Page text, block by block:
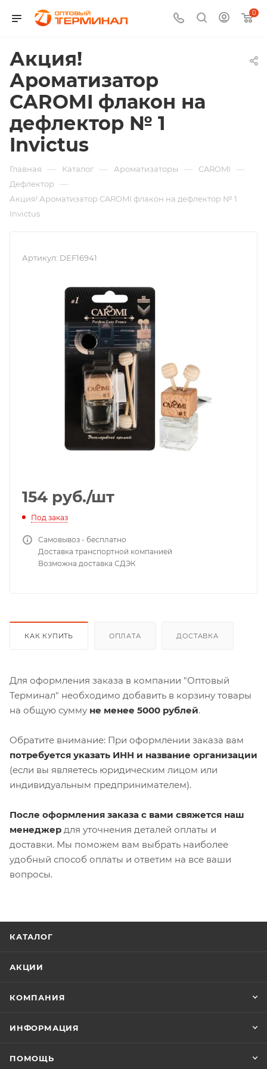
0
Акция!
Ароматизатор
CAROMI флакон на
дефлектор № 1
Invictus
Главная — Каталог — Ароматизаторы — CAROMI —
Дефлектор —
Акция! Ароматизатор CAROMI флакон на дефлектор № 1
Invictus
Артикул: DEF16941
154 руб./шт
Под заказ
Самовывоз - бесплатно
Доставка транспортной компанией
Возможна доставка СДЭК
КАК КУПИТЬ ОПЛАТА ДОСТАВКА
Для оформления заказа в компании "Оптовый
Терминал" необходимо добавить в корзину товары
на общую сумму не менее 5000 рублей.
Обратите внимание: При оформлении заказа вам
потребуется указать ИНН и название организации
(если вы являетесь юридическим лицом или
индивидуальным предпринимателем).
После оформления заказа с вами свяжется наш
менеджер для уточнения деталей оплаты и
доставки. Мы поможем вам выбрать наиболее
удобный способ оплаты и ответим на все ваши
вопросы.
КАТАЛОГ
АКЦИИ
КОМПАНИЯ
ИНФОРМАЦИЯ
ПОМОЩЬ